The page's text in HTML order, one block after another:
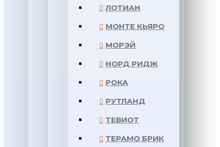
ЛОТИАН
МОНТЕ КЬЯРО
МОРЭЙ
НОРД РИДЖ
РОКА
РУТЛАНД
ТЕВИОТ
ТЕРАМО БРИК